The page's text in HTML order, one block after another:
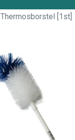
Thermosborstel [1st]